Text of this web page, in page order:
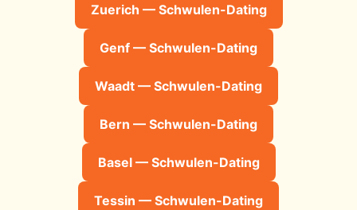
Zuerich — Schwulen-Dating
Genf — Schwulen-Dating
Waadt — Schwulen-Dating
Bern — Schwulen-Dating
Basel — Schwulen-Dating
Tessin — Schwulen-Dating